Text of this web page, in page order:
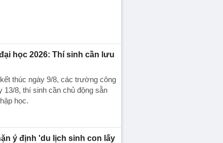
học 2026: Thí sinh cần lưu
thúc ngày 9/8, các trường công
13/8, thí sinh cần chủ động sẵn
học.
ý định 'du lịch sinh con lấy